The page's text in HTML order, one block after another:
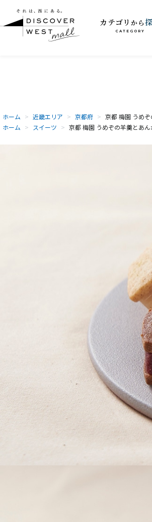
カテゴリ から
CATEGORY
ホーム > 近畿エリア > 京都府 > 京都 梅園 うめ
ホーム > スイーツ > 京都 梅園 うめぞの羊羹とあ